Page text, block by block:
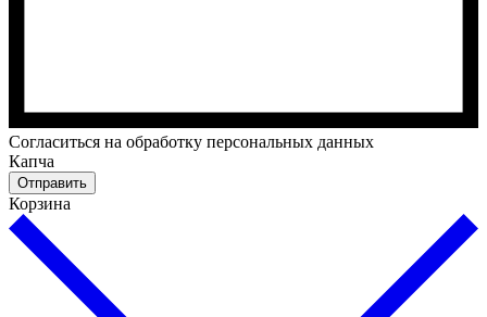
Cогласиться на обработку персональных данных
Капча
Отправить
Корзина